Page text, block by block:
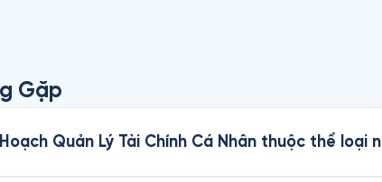
Gặp
Quản Lý Tài Chính Cá Nhân thuộc thể loại